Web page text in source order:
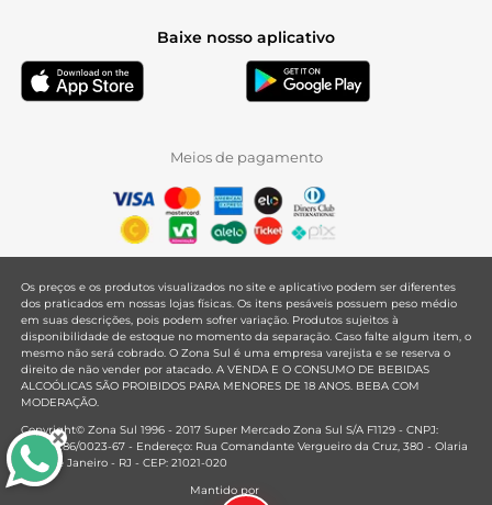
Baixe nosso aplicativo
Meios de pagamento
Os preços e os produtos visualizados no site e aplicativo podem ser diferentes
dos praticados em nossas lojas físicas. Os itens pesáveis possuem peso médio
em suas descrições, pois podem sofrer variação. Produtos sujeitos à
disponibilidade de estoque no momento da separação. Caso falte algum item, o
mesmo não será cobrado. O Zona Sul é uma empresa varejista e se reserva o
direito de não vender por atacado. A VENDA E O CONSUMO DE BEBIDAS
ALCOÓLICAS SÃO PROIBIDOS PARA MENORES DE 18 ANOS. BEBA COM
MODERAÇÃO.
Copyright© Zona Sul 1996 - 2017 Super Mercado Zona Sul S/A F1129 - CNPJ:
33.381.286/0023-67 - Endereço: Rua Comandante Vergueiro da Cruz, 380 - Olaria
- Rio de Janeiro - RJ - CEP: 21021-020
Mantido por